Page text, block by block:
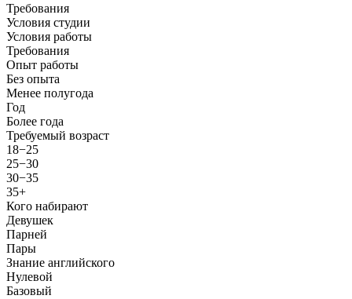
Требования
Условия студии
Условия работы
Требования
Опыт работы
Без опыта
Менее полугода
Год
Более года
Требуемый возраст
18−25
25−30
30−35
35+
Кого набирают
Девушек
Парней
Пары
Знание английского
Нулевой
Базовый